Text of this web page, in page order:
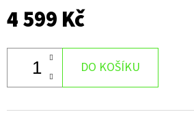
4 599 Kč
DO KOŠÍKU